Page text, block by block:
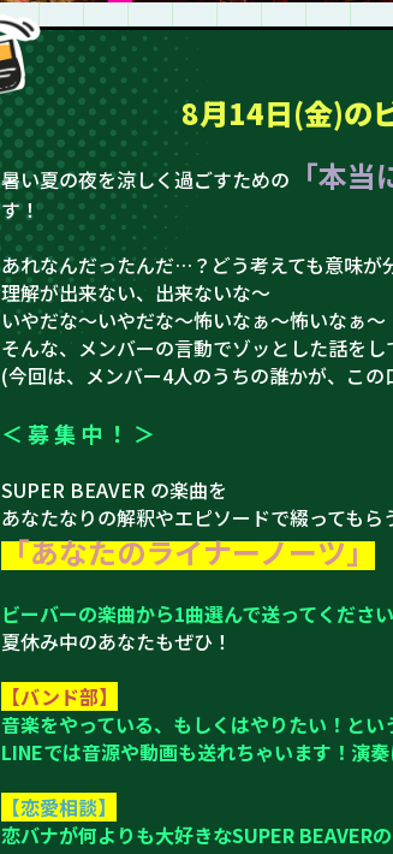
8月14日(金)の
暑い夏の夜を涼しく過ごすための 「本
す！
あれなんだったんだ…？どう考えても意味
理解が出来ない、出来ないな～
いやだな〜いやだな〜怖いなぁ〜怖いなぁ〜
そんな、メンバーの言動でゾッとした話をし
(今回は、メンバー4人のうちの誰かが、この
＜ 募 集 中 ！ ＞
SUPER BEAVER の楽曲を
あなたなりの解釈やエピソードで綴ってもら
「あなたのライナーノーツ」
ビーバーの楽曲から1曲選んで送ってください
夏休み中のあなたもぜひ！
【バンド部】
音楽をやっている、もしくはやりたい！と
LINEでは音源や動画も送れちゃいます！演
【恋愛相談】
恋バナが何よりも大好きなSUPER BEAVER